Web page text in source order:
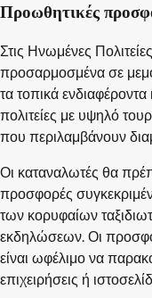
Προωθητικές
Στις Ηνωμένες
προσαρμοσμένα σε
τα τοπικά ενδιαφέροντα
πολιτείες με υψηλό
που περιλαμβάνουν
Οι καταναλωτές θα
προσφορές
των κορυφαίων
εκδηλώσεων. Οι
είναι ωφέλιμο να
επιχειρήσεις ή